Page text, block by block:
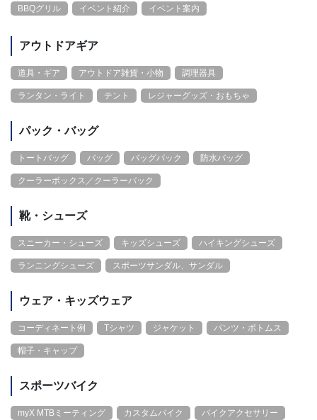
BBQグリル イベント紹介 イベント案内
アウトドアギア
道具・ギア アウトドア雑貨・小物 調理器具
ランタン・ライト テント レジャーグッズ・おもちゃ
パック・バッグ
トートバッグ バッグ バッグパック 防水バッグ
クーラーボックス／クーラーバック
靴・シューズ
スニーカー・シューズ キッズシューズ ハイキングシューズ
ランニングシューズ スポーツサンダル、サンダル
ウェア・キッズウェア
コーディネート例 Tシャツ ジャケット パンツ・ボトムス
帽子・キャップ
スポーツバイク
myX MTBミーティング カスタムバイク バイクアクセサリー